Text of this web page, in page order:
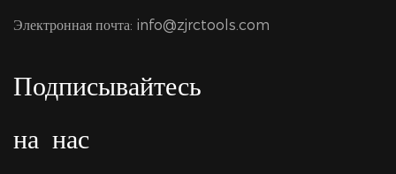
Электронная почта: info@zjrctools.com
Подписывайтесь
на нас